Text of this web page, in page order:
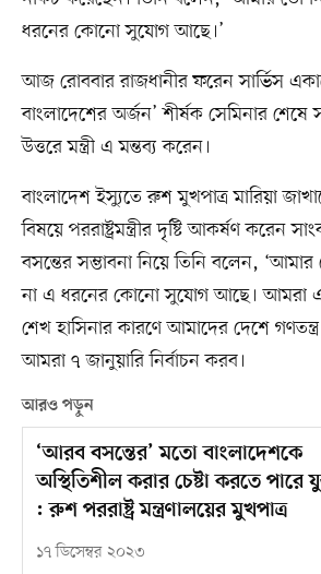
ধরনের কোনো সুযোগ আছে।’
আজ রোববার রাজধানীর ফরেন সার্ভিস
বাংলাদেশের অর্জন’ শীর্ষক সেমিনার শেষে
উত্তরে মন্ত্রী এ মন্তব্য করেন।
বাংলাদেশ ইস্যুতে রুশ মুখপাত্র মারিয়া
বিষয়ে পররাষ্ট্রমন্ত্রীর দৃষ্টি আকর্ষণ করেন
বসন্তের সম্ভাবনা নিয়ে তিনি বলেন,
না এ ধরনের কোনো সুযোগ আছে। আমরা
শেখ হাসিনার কারণে আমাদের দেশে
আমরা ৭ জানুয়ারি নির্বাচন করব।
আরও পড়ুন
‘আরব বসন্তের’ মতো বাংলাদেশকে
অস্থিতিশীল করার চেষ্টা করতে পারে
: রুশ পররাষ্ট্র মন্ত্রণালয়ের মুখপাত্র
১৭ ডিসেম্বর ২০২৩